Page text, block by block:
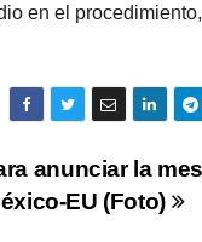
en el procedimiento,
anunciar la
EU (Foto)